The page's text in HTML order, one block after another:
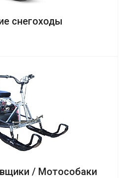
снегоходы
/ Мотособаки